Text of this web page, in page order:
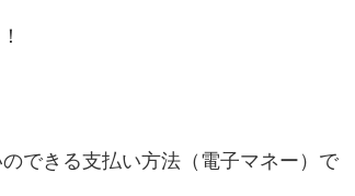
できる支払い方法（電子マネー）で